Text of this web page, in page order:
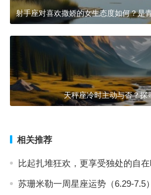
射手座对喜欢撒娇的女生态度如何？是
天秤座冷时主动与否？探
相关推荐
比起扎堆狂欢，更享受独处的自
苏珊米勒一周星座运势（6.29-7.5）